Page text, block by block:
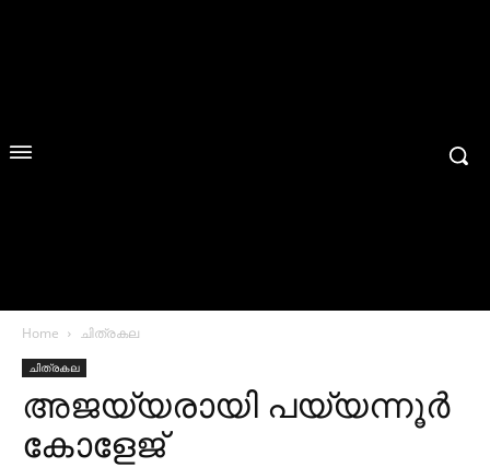
Home ചിത്രകല
ചിത്രകല
അജയ്യരായി പയ്യന്നൂര്‍
കോളേജ്